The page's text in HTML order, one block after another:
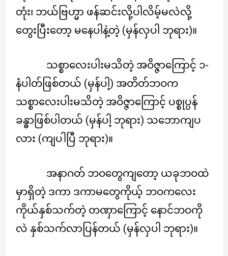
တုံး၊ ဘယ်ဗြဟ္မာ ဖန်ဆင်းလို့ပါလိမ့်မလဲလို့
တွေးပြီးတော့ မနေပါနဲ့တဲ့ (မှန်လှပါ ဘုရား)။
သစ္စာလေးပါးမသိတဲ့ အဝိဇ္ဇာကြောင့် ၁-
နံပါတ်ဖြစ်တယ် (မှန်ပါ့) အတိတ်ဘဝက
သစ္စာလေးပါးမသိတဲ့ အဝိဇ္ဇာကြောင့် ပစ္စုပ္ပန်
ခန္ဓာဖြစ်ပါတယ် (မှန်ပါ့ ဘုရား) သဘောကျပ
လား (ကျပါပြီ ဘုရား)။
အနာဂတ် ဘဝတွေကျတော့ ယခုဘဝထဲ
မှာရှိတဲ့ ဒကာ ဒကာမတွေကိုယ့် ဘဝကလေး
ကိုယ်နှစ်သက်တဲ့ တဏှာကြောင့် နောင်ဘဝကို
လဲ နှစ်သက်လာပြန်တယ် (မှန်လှပါ ဘုရား)။